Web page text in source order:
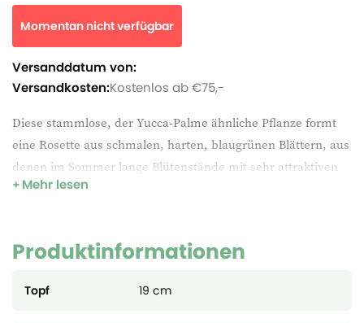
Diese stammlose, der Yucca-Palme ähnliche Pflanze formt
eine Rosette aus schmalen, harten, blaugrünen Blättern, aus
denen im Sommer lange Blütenstände mit sehr attraktiven
gelben Blüten herauswachsen. Sie ist extrem unempfindlich
Mehr lesen
Momentan nicht verfügbar
Versanddatum von:
Versandkosten:Kostenlos ab €75,-
Produktinformationen
Topf 19 cm